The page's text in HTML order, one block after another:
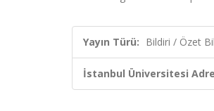
Yayın Türü: Bildiri / Özet
İstanbul Üniversitesi